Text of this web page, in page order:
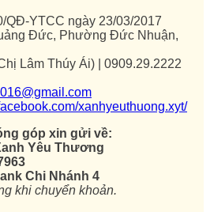
QĐ-YTCC ngày 23/03/2017
Đức, Phường Đức Nhuận,
Lâm Thúy Ái) | 0909.29.2222
xanhyeuthuong.xyt/
góp xin gửi về:
Yêu Thương
Chi Nhánh 4
khi chuyển khoản.